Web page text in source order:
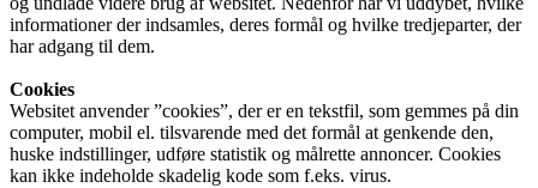
informationer der indsamles, deres formål og hvilke tredjeparter, der
har adgang til dem.
Cookies
Websitet anvender ”cookies”, der er en tekstfil, som gemmes på din
computer, mobil el. tilsvarende med det formål at genkende den,
huske indstillinger, udføre statistik og målrette annoncer. Cookies
kan ikke indeholde skadelig kode som f.eks. virus.